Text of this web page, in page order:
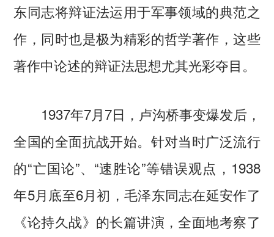
东同志将辩证法运用于军事领域的典范之
作，同时也是极为精彩的哲学著作，这些
著作中论述的辩证法思想尤其光彩夺目。
1937年7月7日，卢沟桥事变爆发后，
全国的全面抗战开始。针对当时广泛流行
的“亡国论”、“速胜论”等错误观点，1938
年5月底至6月初，毛泽东同志在延安作了
《论持久战》的长篇讲演，全面地考察了